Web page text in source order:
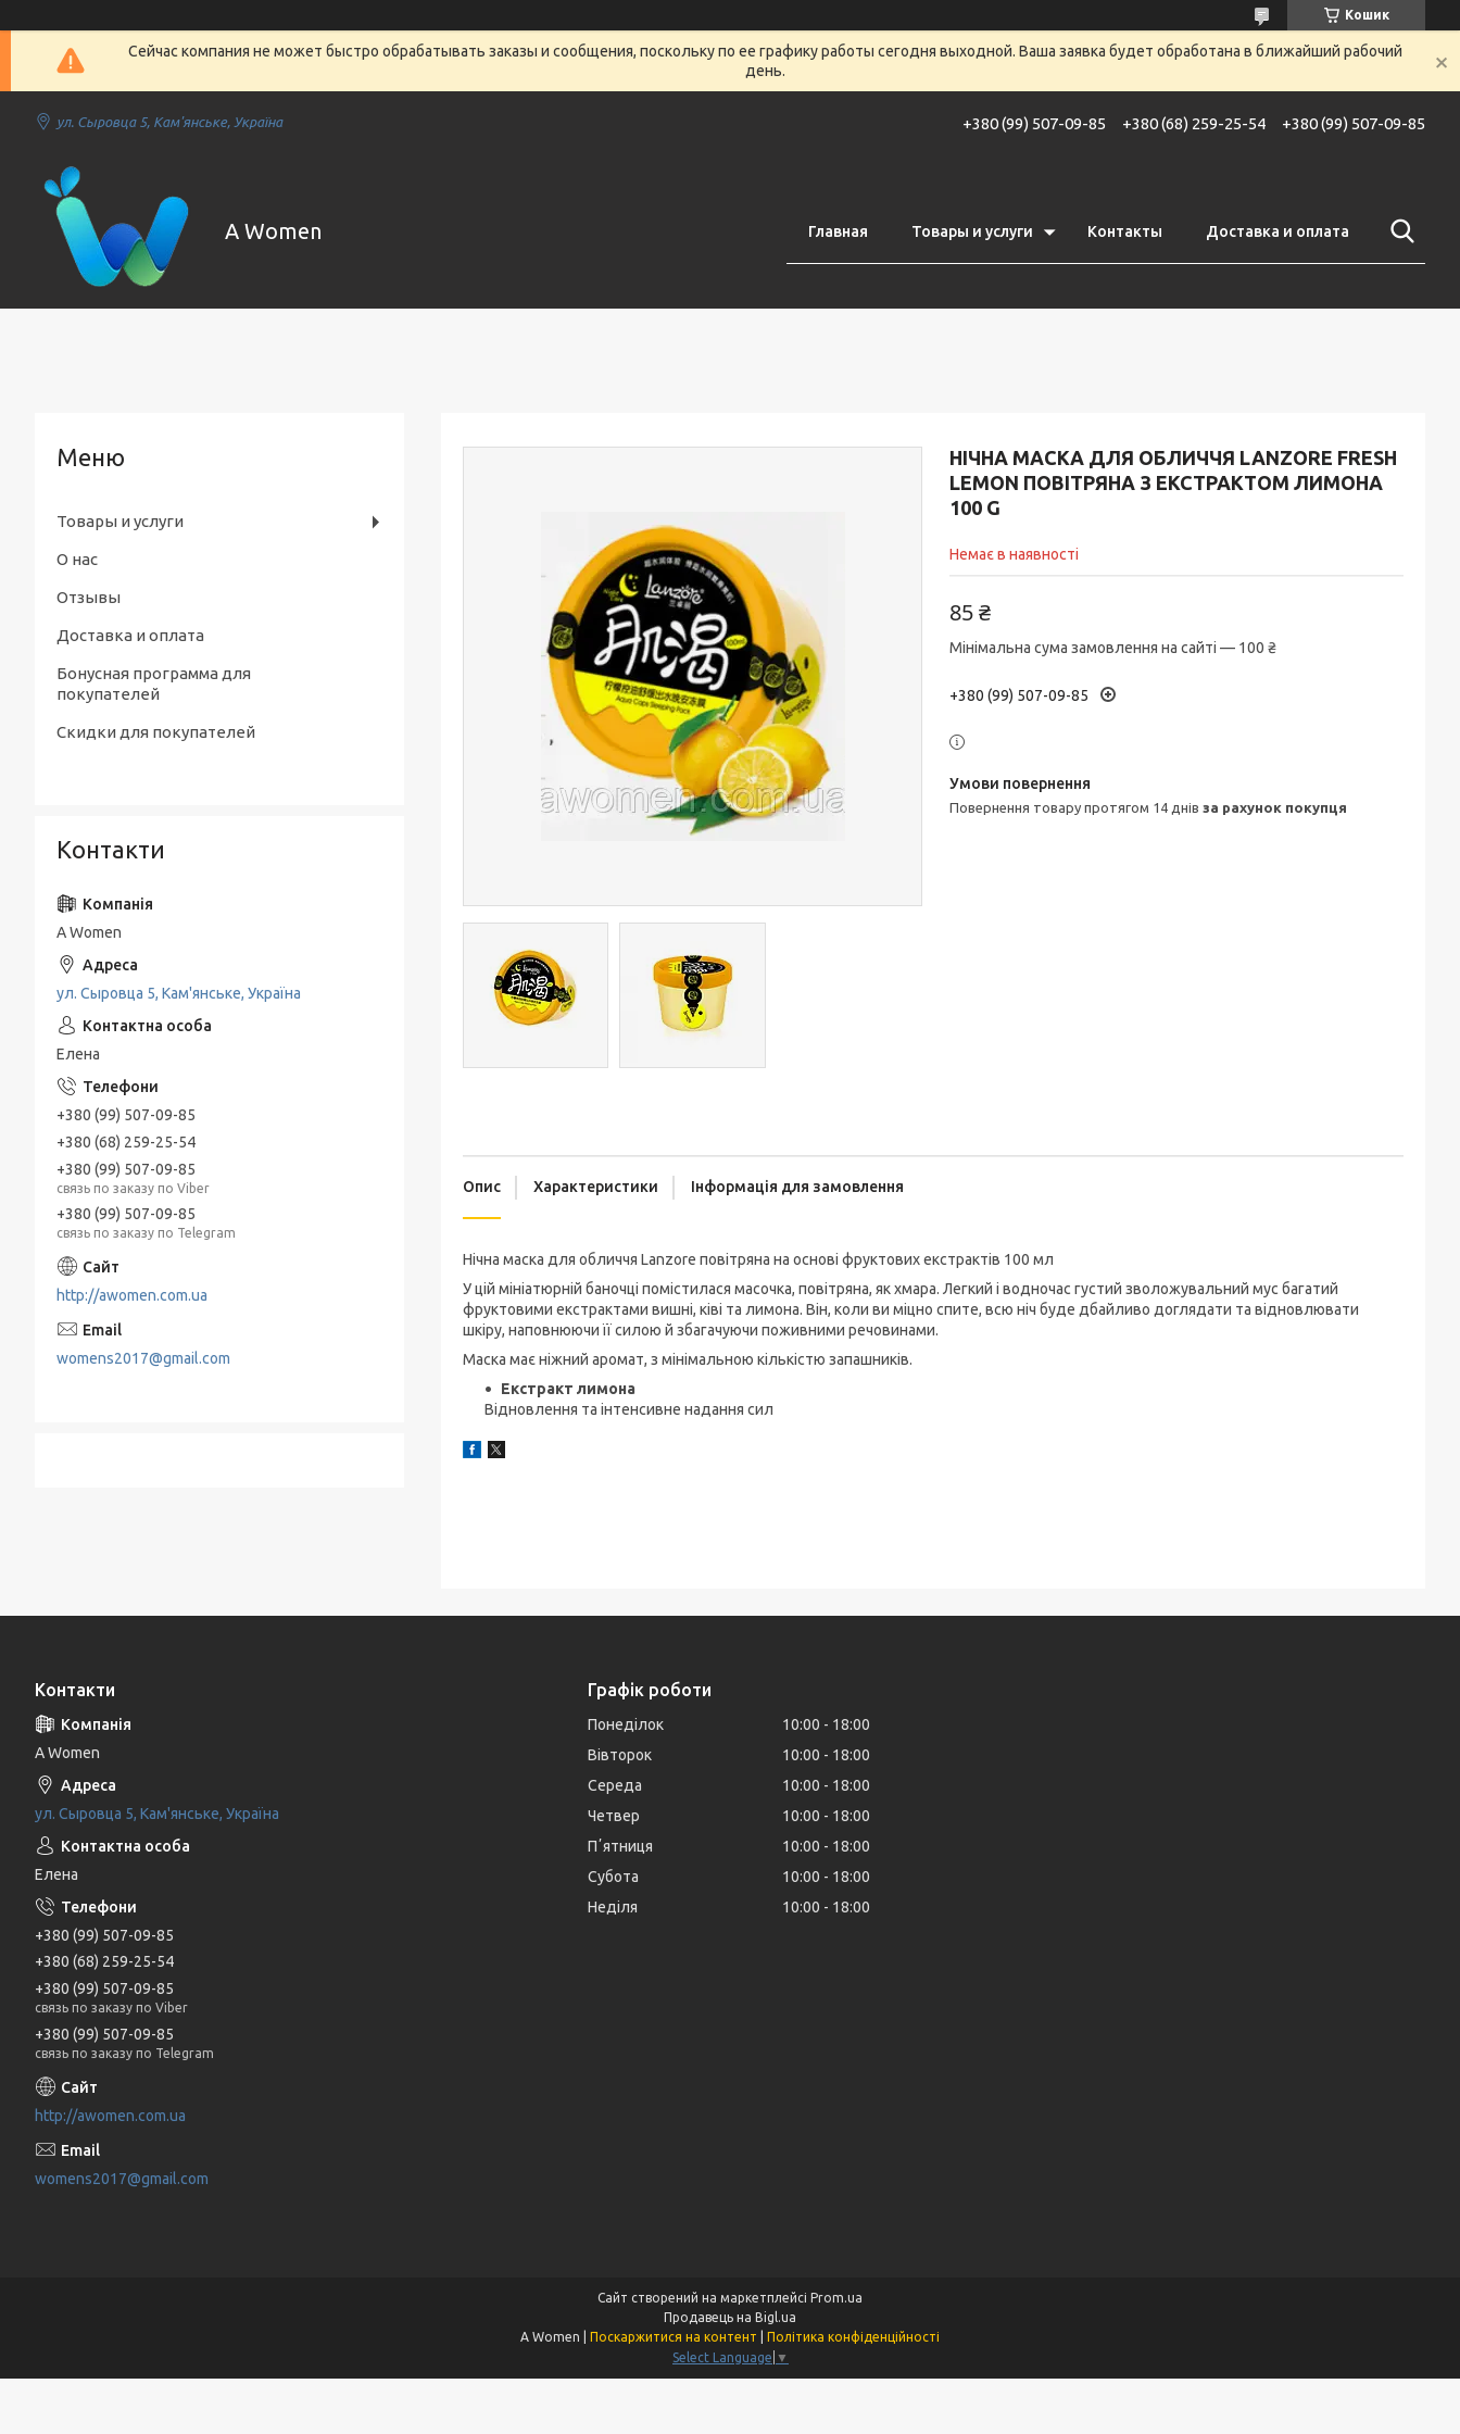
Кошик
Сейчас компания не может быстро обрабатывать заказы и сообщения, поскольку по ее графику работы сегодня выходной. Ваша заявка будет обработана в ближайший рабочий
день.
ул. Сыровца 5, Кам'янське, Україна +380 (99) 507-09-85 +380 (68) 259-25-54 +380 (99) 507-09-85
A Women Главная Товары и услуги Контакты Доставка и оплата
НІЧНА МАСКА ДЛЯ ОБЛИЧЧЯ LANZORE FRESH
LEMON ПОВІТРЯНА З ЕКСТРАКТОМ ЛИМОНА
100 G
Немає в наявності
85 ₴
Мінімальна сума замовлення на сайті — 100 ₴
+380 (99) 507-09-85
повернення товару протягом 14 днів за рахунок покупця
Опис Характеристики Інформація для замовлення
Нічна маска для обличчя Lanzore повітряна на основі фруктових екстрактів 100 мл
У цій мініатюрній баночці помістилася масочка, повітряна, як хмара. Легкий і водночас густий зволожувальний мус багатий
фруктовими екстрактами вишні, ківі та лимона. Він, коли ви міцно спите, всю ніч буде дбайливо доглядати та відновлювати
шкіру, наповнюючи її силою й збагачуючи поживними речовинами.
Маска має ніжний аромат, з мінімальною кількістю запашників.
Екстракт лимона
Відновлення та інтенсивне надання сил
Товары и услуги
О нас
Отзывы
Доставка и оплата
Бонусная программа для
покупателей
Скидки для покупателей
Контакти
A Women
ул. Сыровца 5, Кам'янське, Україна
Елена
+380 (99) 507-09-85
+380 (68) 259-25-54
+380 (99) 507-09-85
связь по заказу по Viber
+380 (99) 507-09-85
связь по заказу по Telegram
http://awomen.com.ua
womens2017@gmail.com
Контакти
A Women
ул. Сыровца 5, Кам'янське, Україна
Елена
+380 (99) 507-09-85
+380 (68) 259-25-54
+380 (99) 507-09-85
связь по заказу по Viber
+380 (99) 507-09-85
связь по заказу по Telegram
http://awomen.com.ua
womens2017@gmail.com
Графік роботи
Понеділок 10:00
18:00
Вівторок
10:00
18:00
Середа
10:00
18:00
Четвер
10:00
18:00
Пʼятниця
10:00
18:00
Субота
10:00
18:00
Неділя
10:00 18:00
Сайт створений на маркетплейсі Prom.ua
Продавець на Bigl.ua
Поскаржитися на контент
Політика конфіденційності
Select Language ▼